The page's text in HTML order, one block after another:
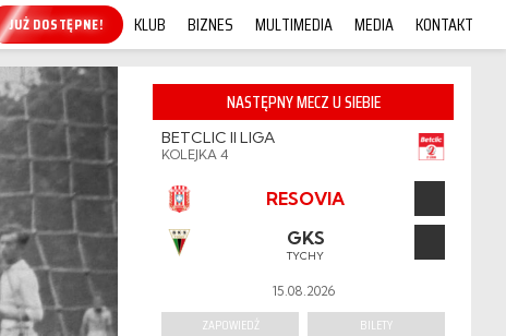
KUP ONLINE! KLUB BIZNES MULTIMEDIA MEDIA KONTAKT
NASTĘPNY MECZ U SIEBIE
BETCLIC II LIGA
KOLEJKA 4
RESOVIA
GKS
TYCHY
15.08.2026
ZAPOWIEDŹ BILETY